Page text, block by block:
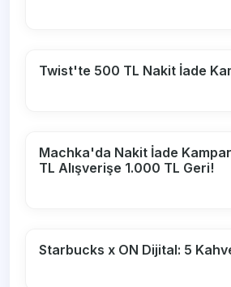
Twist'te 500 TL Nakit İade
Machka'da Nakit İade
TL Alışverişe 1.000 TL Geri!
Starbucks x ON Dijital: 5